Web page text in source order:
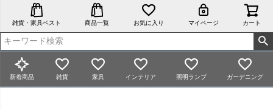
雑貨・家具ベスト 商品一覧 お気に入り マイページ カート
新着商品 雑貨 家具 インテリア 照明ランプ ガーデニング